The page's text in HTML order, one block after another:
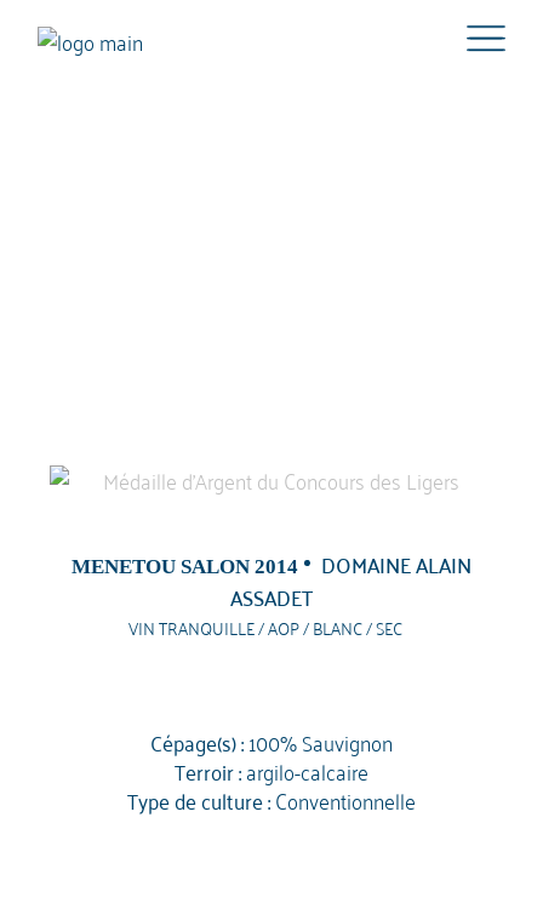
MENETOU SALON 2014
DOMAINE ALAIN
ASSADET
VIN TRANQUILLE / AOP / BLANC / SEC
Cépage(s) :100% Sauvignon
Terroir :argilo-calcaire
Type de culture :Conventionnelle